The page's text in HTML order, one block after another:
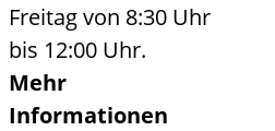
Freitag von 8:30 Uhr
bis 12:00 Uhr.
Mehr
Informationen